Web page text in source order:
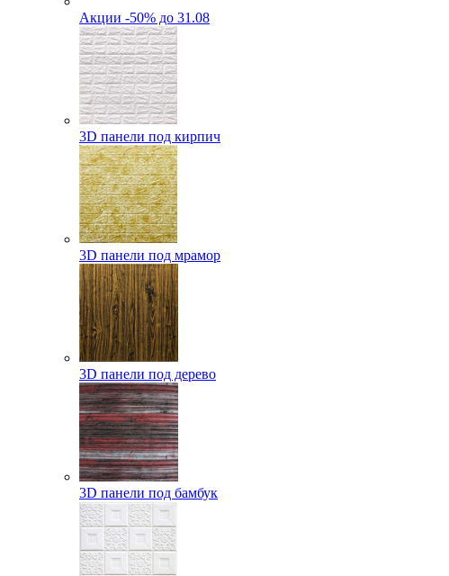
Акции -50% до 31.08
3D панели под кирпич
3D панели под мрамор
3D панели под дерево
3D панели под бамбук